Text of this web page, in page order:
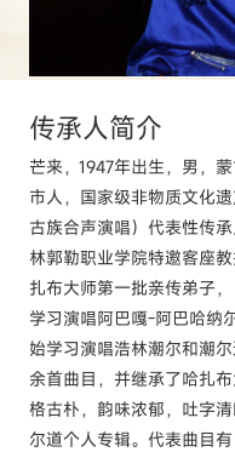
传承人简介
芒来，1947年出生，男，
市人，国家级非物质文化
古族合声演唱）代表性传
林郭勒职业学院特邀客座
扎布大师第一批亲传弟子
学习演唱阿巴嘎-阿巴哈纳
始学习演唱浩林潮尔和潮
余首曲目，并继承了哈扎
格古朴，韵味浓郁，吐字
尔道个人专辑。代表曲目